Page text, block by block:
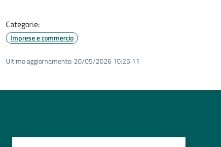
Categorie:
Imprese e commercio
Ultimo aggiornamento: 20/05/2026 10:25.11